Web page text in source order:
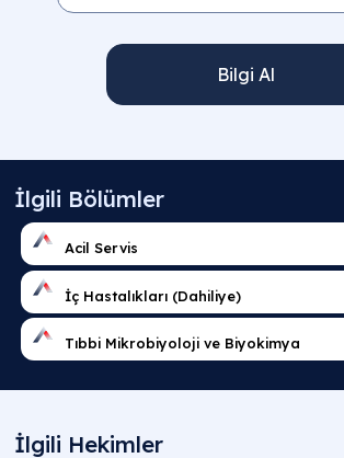
Bilgi Al